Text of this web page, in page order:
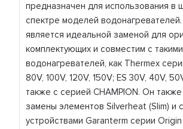
предназначен для использования в
спектре моделей
является идеальной заменой для
комплектующих и совместим с
водонагревателей, как Thermex
80V, 100V, 120V, 150V; ES 30V, 40V,
также с серией CHAMPION. Он
замены элементов Silverheat (Slim) и
устройствами Garanterm серии Origin